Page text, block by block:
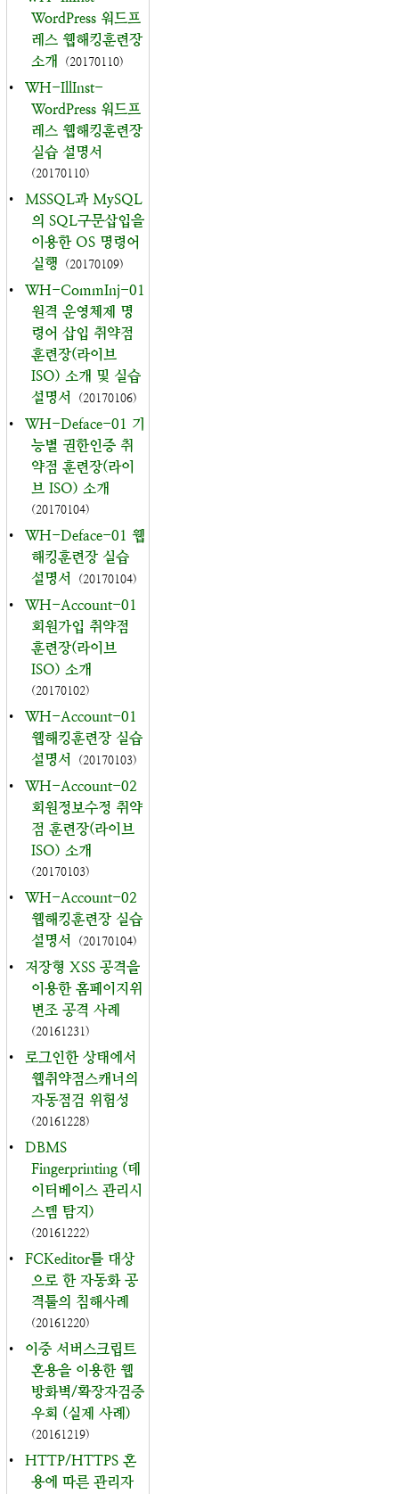
WordPress 워드프
레스 웹해킹훈련장
소개
(20170110)
•
WH-IllInst-
WordPress 워드프
레스 웹해킹훈련장
실습 설명서
(20170110)
•
MSSQL과 MySQL
의 SQL구문삽입을
이용한 OS 명령어
실행
(20170109)
•
WH-CommInj-01
원격 운영체제 명
령어 삽입 취약점
훈련장(라이브
ISO) 소개 및 실습
설명서
(20170106)
•
WH-Deface-01 기
능별 권한인증 취
약점 훈련장(라이
브 ISO) 소개
(20170104)
•
WH-Deface-01 웹
해킹훈련장 실습
설명서
(20170104)
•
WH-Account-01
회원가입 취약점
훈련장(라이브
ISO) 소개
(20170102)
•
WH-Account-01
웹해킹훈련장 실습
설명서
(20170103)
•
WH-Account-02
회원정보수정 취약
점 훈련장(라이브
ISO) 소개
(20170103)
•
WH-Account-02
웹해킹훈련장 실습
설명서
(20170104)
•
저장형 XSS 공격을
이용한 홈페이지위
변조 공격 사례
(20161231)
•
로그인한 상태에서
웹취약점스캐너의
자동점검 위험성
(20161228)
•
DBMS
Fingerprinting (데
이터베이스 관리시
스템 탐지)
(20161222)
•
FCKeditor를 대상
으로 한 자동화 공
격툴의 침해사례
(20161220)
•
이중 서버스크립트
혼용을 이용한 웹
방화벽/확장자검증
우회 (실제 사례)
(20161219)
•
HTTP/HTTPS 혼
용에 따른 관리자